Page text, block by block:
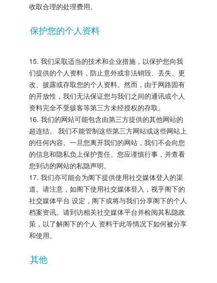
收取合理的处理费用。
保护您的个人资料
15. 我们采取适当的技术和企业措施，以保护您向我
们提供的个人资料，防止意外或非法销毁、丢失、更
改、披露或存取您的个人资料。然而，由于网路固有
的开放性，我们无法保证您与我们之间的通讯或个人
资料完全不受骇客等第三方未经授权的存取。
16. 我们的网站可能包含由第三方提供的其他网站的
超连结。 我们不能管制这些第三方网站或这些网站上
的任何内容。一旦您离开我们的网站，我们不会向您
的信息和隐私负上保护责任。您应谨慎行事，并查看
您到访的网站的私隐声明。
17. 我们亦可能会为阁下提供使用社交媒体登入的渠
道。请注意，如阁下使用社交媒体登入，视乎阁下的
社交媒体平台 设定，阁下或将与我们分享阁下的个人
档案资讯。请到访相关社交媒体平台并检阅其私隐政
策，以了解阁下的个人 资料于此等情况下如何被分享
和使用。
其他